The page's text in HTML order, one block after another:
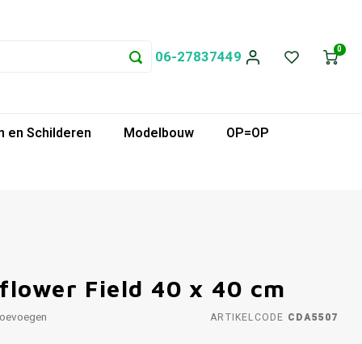
06-27837449 0
en Schilderen Modelbouw
OP=OP
Field 40 x 40 cm
ARTIKELCODE CDA5507